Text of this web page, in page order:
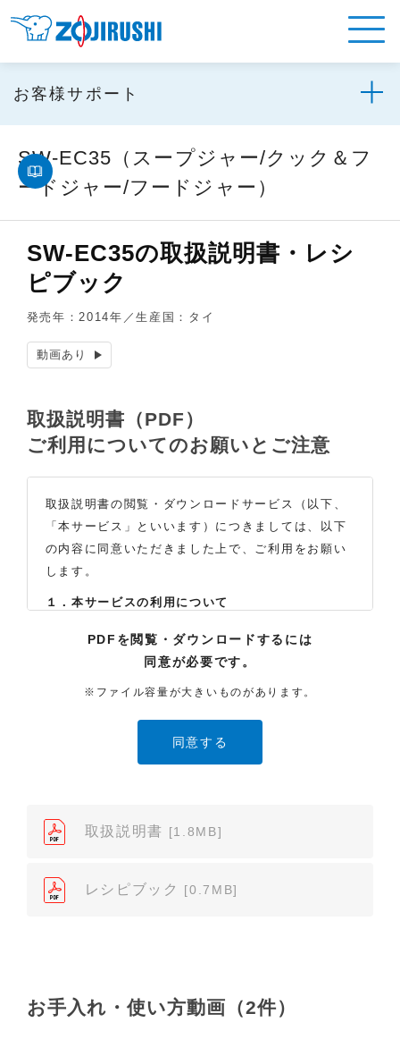
お客様サポート
SW-EC35（スープジャー/クック＆フ
ードジャー/フードジャー）
SW-EC35の取扱説明書・レシ
ピブック
発売年：2014年／生産国：タイ
動画あり
取扱説明書（PDF）
ご利用についてのお願いとご注意
取扱説明書の閲覧・ダウンロードサービス（以下、
「本サービス」といいます）につきましては、以下
の内容に同意いただきました上で、ご利用をお願い
します。
１．本サービスの利用について
の内容を、非営利目的かつ、個人的にご利用する場
合に限り、閲覧またはダウンロードすることができ
ます。それ以外の目的での閲覧またはダウンロード
たり、また、配布することはできません。
（2）本サイトでは、データ提供が可能な取扱説明書
売店、また弊社「お客様ご相談センター」まで、ご
依頼いただきますようお願いします（※）。ただ
品の取扱説明書をご提供できない場合がありますの
（※）みまもりほっとラインサービスでご使用され
PDFを閲覧・ダウンロードするには
同意が必要です。
※ファイル容量が大きいものがあります。
取扱説明書 [1.8MB]
レシピブック [0.7MB]
お手入れ・使い方動画（2件）